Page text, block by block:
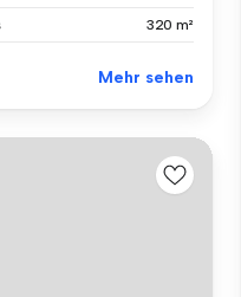
320 m²
Mehr sehen